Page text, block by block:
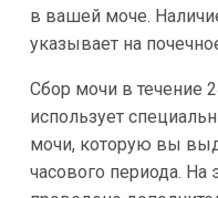
в вашей моче.
указывает на
Сбор мочи в течение
использует
мочи, которую вы
часового периода.